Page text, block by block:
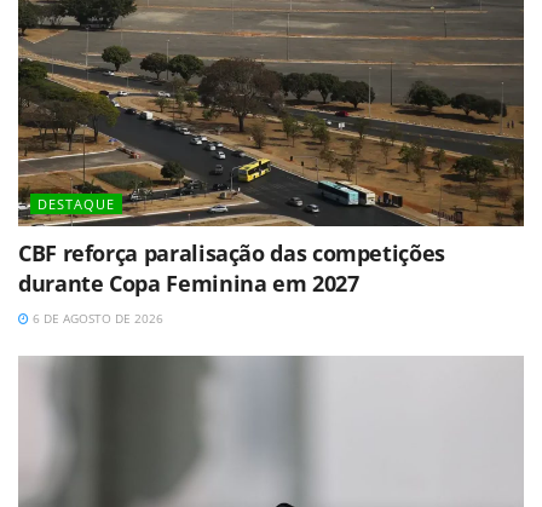
DESTAQUE
CBF reforça paralisação das competições
durante Copa Feminina em 2027
6 DE AGOSTO DE 2026